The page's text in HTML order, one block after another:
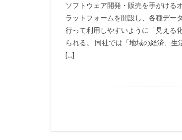
ソフトウェア開発・販売を手がける
ラットフォームを開設し、各種デー
行って利用しやすいように「見える
られる。 同社では「地域の経済、
[…]